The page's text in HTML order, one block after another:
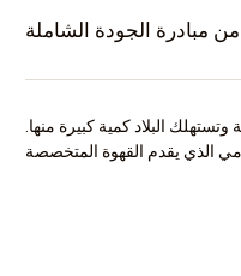
مبادرة الجودة الشاملة
وتستهلك البلاد كمية كبيرة منها.